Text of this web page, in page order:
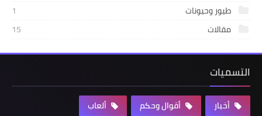
طيور وحيونات
1
مقالات
15
التسميات
أخبار أقوال وحكم
ألعاب